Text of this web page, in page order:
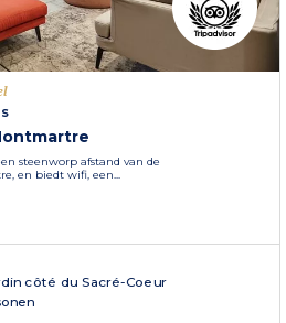
steenworp afstand van de
en biedt wifi, een...
côté du Sacré-Coeur